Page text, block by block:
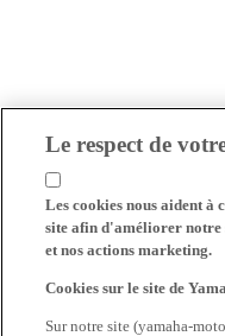
Le respect de
Les cookies nous aident à
site afin d'améliorer notre
et nos actions marketing.
Cookies sur le site de
Sur notre site (yamaha-